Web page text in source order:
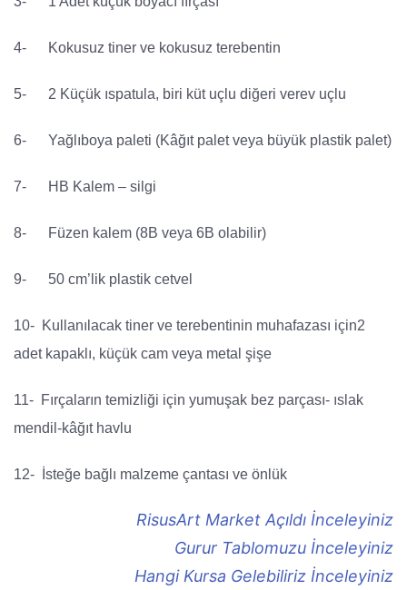
4- Kokusuz tiner ve kokusuz terebentin
5- 2 Küçük ıspatula, biri küt uçlu diğeri verev uçlu
6- Yağlıboya paleti (Kâğıt palet veya büyük plastik palet)
7- HB Kalem – silgi
8- Füzen kalem (8B veya 6B olabilir)
9- 50 cm’lik plastik cetvel
10- Kullanılacak tiner ve terebentinin muhafazası için2
adet kapaklı, küçük cam veya metal şişe
11- Fırçaların temizliği için yumuşak bez parçası- ıslak
mendil-kâğıt havlu
12- İsteğe bağlı malzeme çantası ve önlük
RisusArt Market Açıldı İnceleyiniz
Gurur Tablomuzu İnceleyiniz
Hangi Kursa Gelebiliriz İnceleyiniz